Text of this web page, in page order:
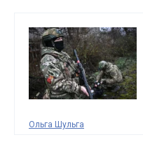
Ольга Шульга